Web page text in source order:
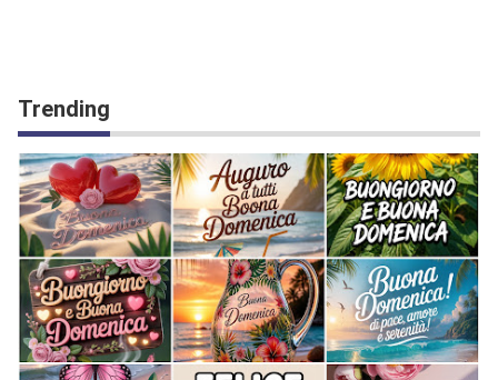
Trending